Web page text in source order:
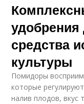
удобрения
средства
культуры
Помидоры
которые
налив плодов, вкус